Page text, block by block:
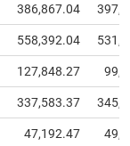
386,867.04
558,392.04
127,848.27
337,583.37
47,192.47